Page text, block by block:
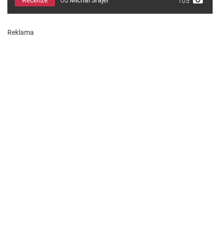
Reklama